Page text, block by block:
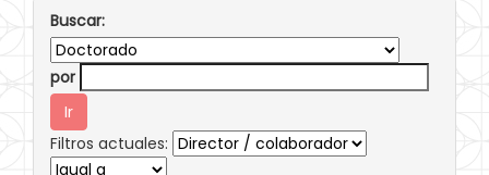
Buscar:
por
Filtros actuales: